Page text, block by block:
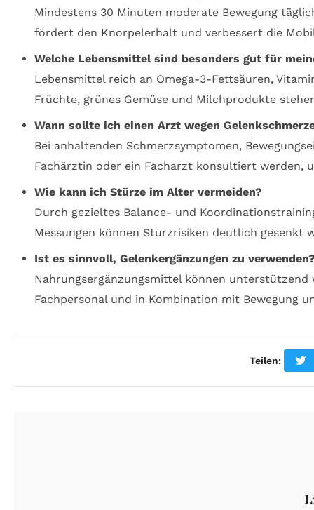
Mindestens 30 Minuten moderate Bewegung
fördert den Knorpelerhalt und verbessert die
Welche Lebensmittel sind besonders gut für
Lebensmittel reich an Omega-3-Fettsäuren,
Früchte, grünes Gemüse und Milchprodukte
Wann sollte ich einen Arzt wegen
Bei anhaltenden Schmerzsymptomen,
Fachärztin oder ein Facharzt konsultiert werden,
Wie kann ich Stürze im Alter vermeiden?
Durch gezieltes Balance- und
Messungen können Sturzrisiken deutlich gesenkt
Ist es sinnvoll, Gelenkergänzungen zu
Nahrungsergänzungsmittel können
Fachpersonal und in Kombination mit Bewegung
Teilen: